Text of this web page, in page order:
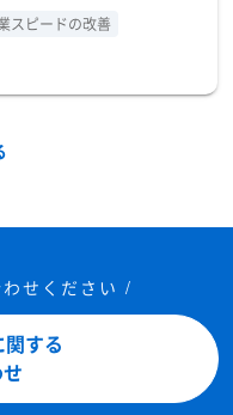
スピードの改善
せください /
する